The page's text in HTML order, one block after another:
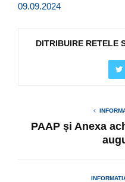
09.09.2024
DITRIBUIRE RETELE
PAAP și Anexa